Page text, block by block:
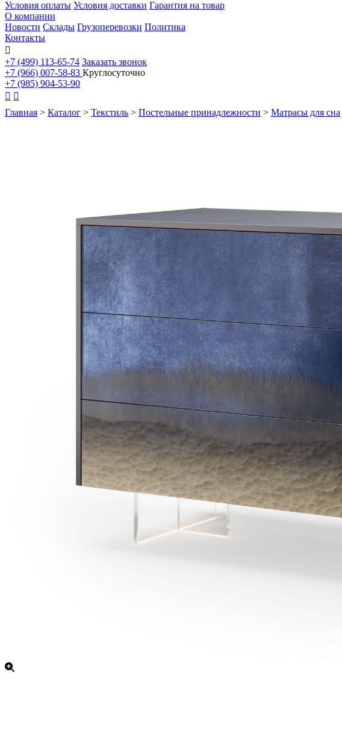
Условия оплаты Условия доставки Гарантия на товар
О компании
Новости Склады Грузоперевозки Политика
Контакты

+7 (499) 113-65-74 Заказать звонок
+7 (966) 007-58-83 Круглосуточно
+7 (985) 904-53-90
 
Главная > Каталог > Текстиль > Постельные принадлежности > Матрасы для сна